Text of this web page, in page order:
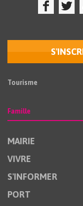
Tourisme
Famille
MAIRIE
VIVRE
S'INFORMER
PORT